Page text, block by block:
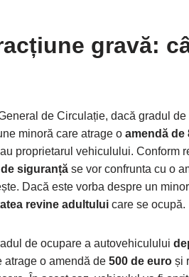
gravă:
de Circulație, dacă gradul
minoră care atrage o amendă de
proprietarul vehiculului. Conform
siguranță se vor confrunta cu o
Dacă este vorba despre un
revine adultului care se ocupă.
de ocupare a autovehiculului
atrage o amendă de 500 de euro și